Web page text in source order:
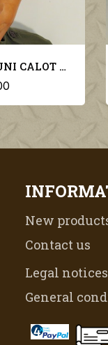
GB - ROYAUME-UNI CALOT ANGLAIS WW2 A IDENTIFIER
New
Contact us
Legal
General